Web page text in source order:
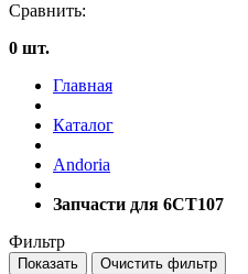
Сравнить:
0 шт.
Главная
Каталог
Andoria
Запчасти для 6CT107
Фильтр